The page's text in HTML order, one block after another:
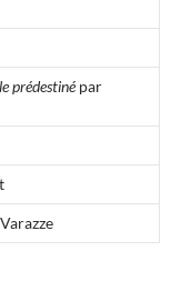
prédestinépar